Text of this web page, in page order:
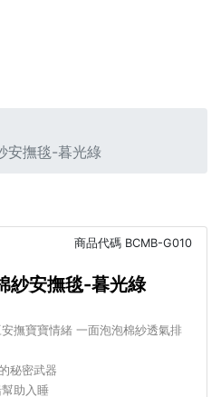
安撫毯-暮光綠
商品代碼 BCMB-G010
紗安撫毯-暮光綠
撫寶寶情緒 一面泡泡棉紗透氣排
秘密武器
助入睡